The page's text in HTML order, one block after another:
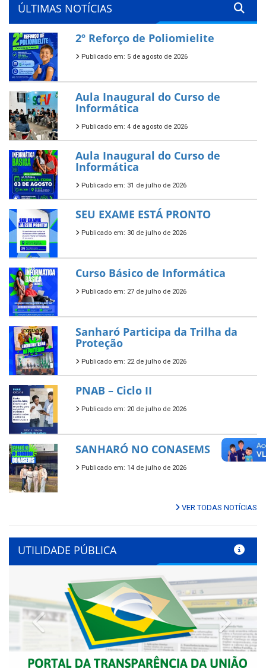
ÚLTIMAS NOTÍCIAS
2º Reforço de Poliomielite
Publicado em: 5 de agosto de 2026
Aula Inaugural do Curso de
Informática
Publicado em: 4 de agosto de 2026
Aula Inaugural do Curso de
Informática
Publicado em: 31 de julho de 2026
SEU EXAME ESTÁ PRONTO
Publicado em: 30 de julho de 2026
Curso Básico de Informática
Publicado em: 27 de julho de 2026
Sanharó Participa da Trilha da
Proteção
Publicado em: 22 de julho de 2026
PNAB – Ciclo II
Publicado em: 20 de julho de 2026
SANHARÓ NO CONASEMS
Publicado em: 14 de julho de 2026
VER TODAS NOTÍCIAS
UTILIDADE PÚBLICA
Previous Next